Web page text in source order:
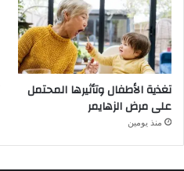
تغذية الأطفال وتأثيرها المحتمل
على مرض الزهايمر
منذ يومين